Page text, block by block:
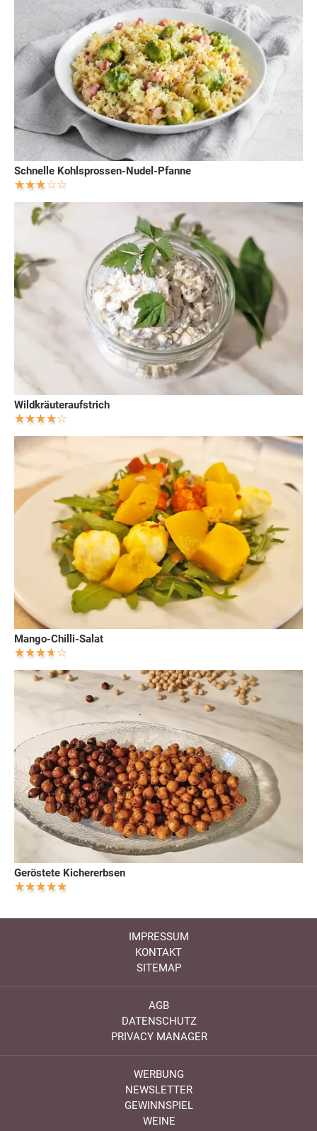
Schnelle Kohlsprossen-Nudel-Pfanne
Wildkräuteraufstrich
Mango-Chilli-Salat
Geröstete Kichererbsen
IMPRESSUM
KONTAKT
SITEMAP
AGB
DATENSCHUTZ
PRIVACY MANAGER
WERBUNG
NEWSLETTER
GEWINNSPIEL
WEINE